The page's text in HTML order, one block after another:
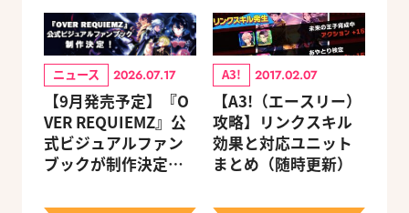
ニュース 2026.07.17
【9月発売予定】『O
VER REQUIEMZ』公
式ビジュアルファン
ブックが制作決定！
る豪華グッズ付き限
A3! 2017.02.07
【A3!（エースリー）
攻略】リンクスキル
効果と対応ユニット
まとめ（随時更新）